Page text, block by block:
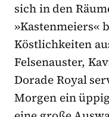
sich in den
»Kastenmeiers«
Köstlichkeiten
Felsenauster,
Dorade Royal
Morgen ein